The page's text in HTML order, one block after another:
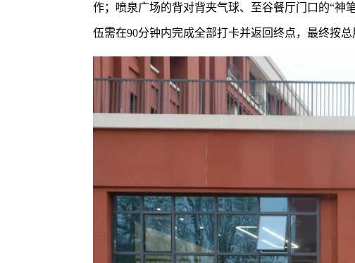
作；喷泉广场的背对背夹气球、至谷餐厅门口的“神
伍需在90分钟内完成全部打卡并返回终点，最终按